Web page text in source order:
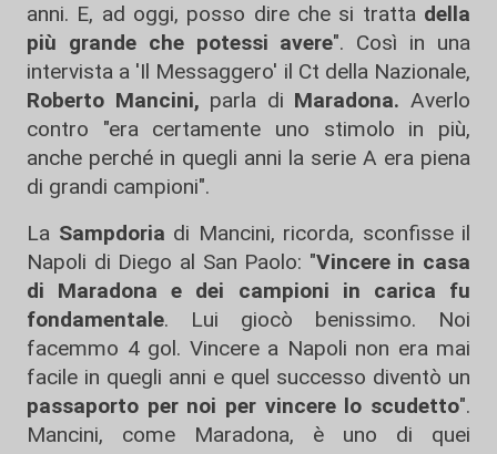
anni. E, ad oggi, posso dire che si trattadella
più grande che potessi avere". Così in una
intervista a 'Il Messaggero' il Ct della Nazionale,
Roberto Mancini, parla di Maradona. Averlo
contro "era certamente uno stimolo in più,
anche perché in quegli anni la serie A era piena
di grandi campioni".
La Sampdoria di Mancini, ricorda, sconfisse il
Napoli di Diego al San Paolo: "Vincere in casa
di Maradona e dei campioni in carica fu
fondamentale. Lui giocò benissimo. Noi
facemmo 4 gol. Vincere a Napoli non era mai
facile in quegli anni e quel successo diventò un
passaporto per noi per vincere lo scudetto".
Mancini, come Maradona, è uno di quei